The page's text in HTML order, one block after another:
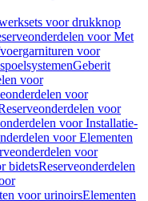
voor drukknop
voor Met
voor
Geberit
voor
voor
voor
voor Installatie-
voor Elementen
voor
bidetsReserveonderdelen
voor urinoirsElementen